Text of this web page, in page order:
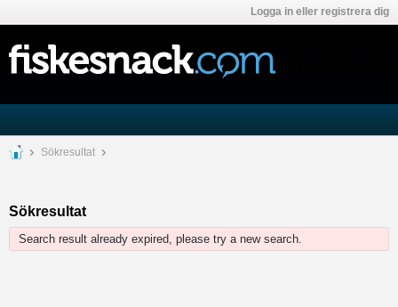
Logga in eller registrera dig
Sökresultat
Sökresultat
Search result already expired, please try a new search.